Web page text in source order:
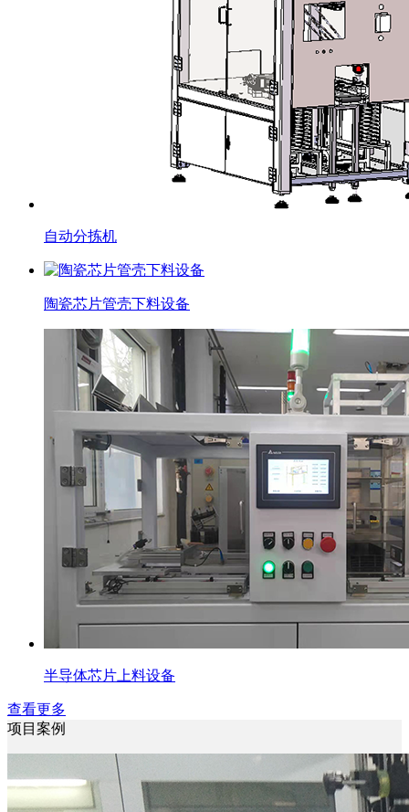
自动分拣机
陶瓷芯片管壳下料设备
半导体芯片上料设备
查看更多
项目案例